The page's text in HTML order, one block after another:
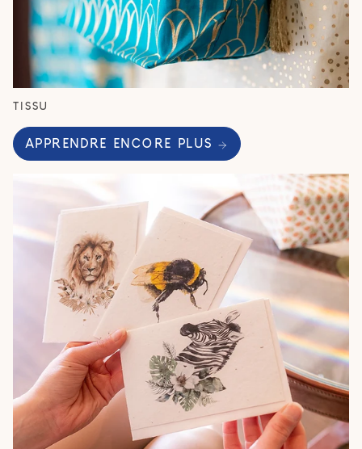
TISSU
APPRENDRE ENCORE PLUS